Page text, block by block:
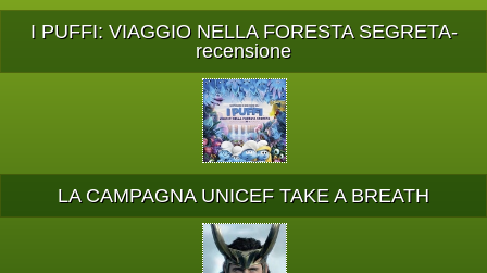
I PUFFI: VIAGGIO NELLA FORESTA SEGRETA-
recensione
LA CAMPAGNA UNICEF TAKE A BREATH